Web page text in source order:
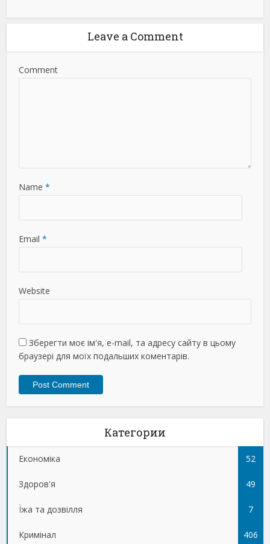
Leave a Comment
Comment
Name *
Email *
Website
Зберегти моє ім'я, e-mail, та адресу сайту в цьому
браузері для моїх подальших коментарів.
Категории
Економіка 52
Здоров'я 49
Їжа та дозвілля 7
Кримінал 406